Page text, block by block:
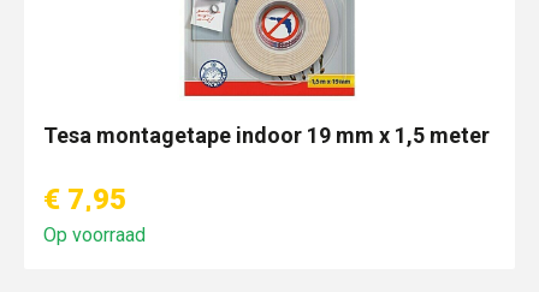
Tesa montagetape indoor 19 mm x 1,5 meter
€ 7,95
Op voorraad